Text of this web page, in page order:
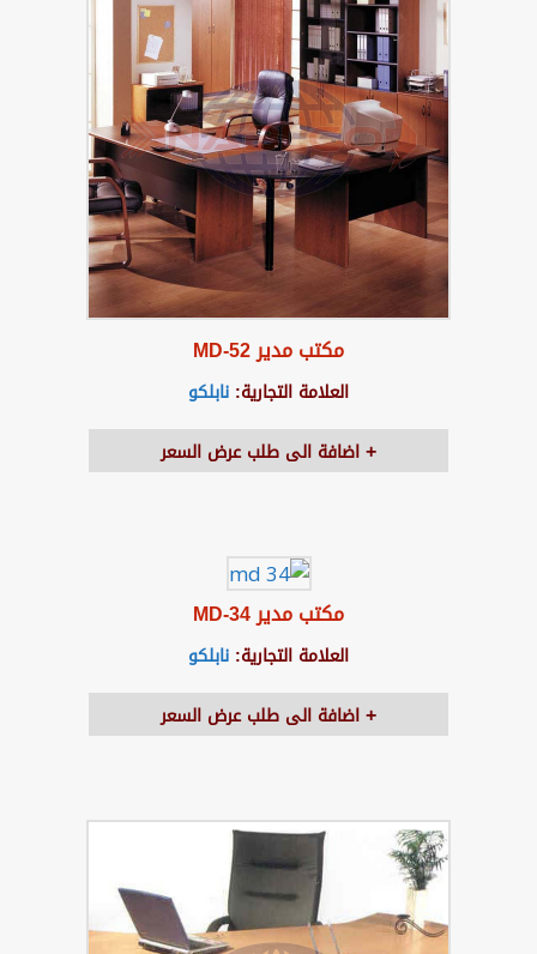
مكتب مدير MD-52
العلامة التجارية: نابلكو
اضافة الى طلب عرض السعر
مكتب مدير MD-34
العلامة التجارية: نابلكو
اضافة الى طلب عرض السعر